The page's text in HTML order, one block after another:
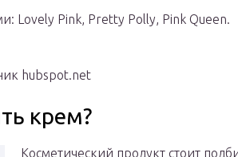
Lovely Pink, Pretty Polly, Pink Queen.
hubspot.net
крем?
Косметический продукт стоит